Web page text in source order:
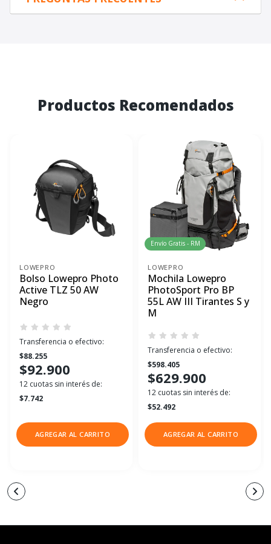
Productos Recomendados
LOWEPRO
Bolso Lowepro Photo
Active TLZ 50 AW
Negro
Transferencia o efectivo:
$88.255
$92.900
12 cuotas sin interés de:
$7.742
AGREGAR AL CARRITO
Envío Gratis - RM
LOWEPRO
Mochila Lowepro
PhotoSport Pro BP
55L AW III Tirantes S y
M
Transferencia o efectivo:
$598.405
$629.900
12 cuotas sin interés de:
$52.492
AGREGAR AL CARRITO